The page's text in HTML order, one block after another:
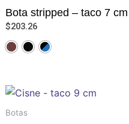
Bota stripped – taco 7 cm
$203.26
Botas